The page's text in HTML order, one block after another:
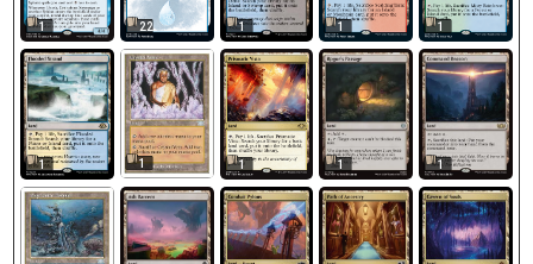
1 22 1 1 1
1 1 1 1 1